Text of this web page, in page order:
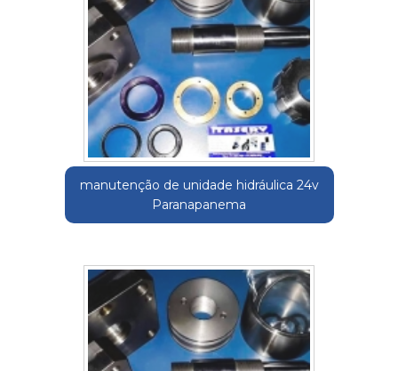
manutenção de unidade hidráulica 24v
Paranapanema